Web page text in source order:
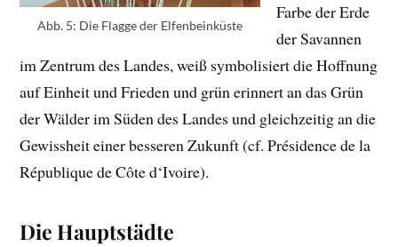
Abb. 5: Die Flagge der Elfenbeinküste
Farbe der Erde
der Savannen
im Zentrum des Landes, weiß symbolisiert die Hoffnung
auf Einheit und Frieden und grün erinnert an das Grün
der Wälder im Süden des Landes und gleichzeitig an die
Gewissheit einer besseren Zukunft (cf. Présidence de la
République de Côte d‘Ivoire).
Die Hauptstädte